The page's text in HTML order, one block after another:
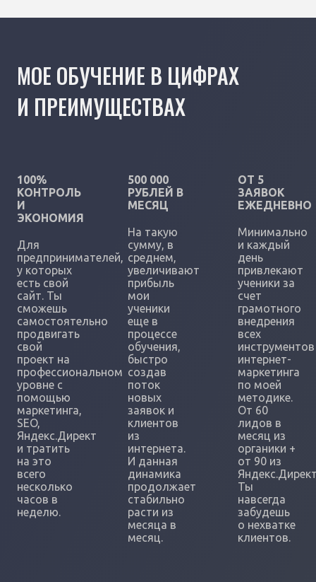
МОЕ ОБУЧЕНИЕ В ЦИФРАХ
И ПРЕИМУЩЕСТВАХ
100%
КОНТРОЛЬ
И
ЭКОНОМИЯ
Для
предпринимателей,
у которых
есть свой
сайт. Ты
сможешь
самостоятельно
продвигать
свой
проект на
профессиональном
уровне с
помощью
маркетинга,
SEO,
Яндекс.Директ
и тратить
на это
всего
несколько
часов в
неделю.
500 000
РУБЛЕЙ В
МЕСЯЦ
На такую
сумму, в
среднем,
увеличивают
прибыль
мои
ученики
еще в
процессе
обучения,
быстро
создав
поток
новых
заявок и
клиентов
из
интернета.
И данная
динамика
продолжает
стабильно
расти из
месяца в
месяц.
ОТ 5
ЗАЯВОК
ЕЖЕДНЕВНО
Минимально
и каждый
день
привлекают
ученики за
счет
грамотного
внедрения
всех
инструментов
интернет-
маркетинга
по моей
методике.
От 60
лидов в
месяц из
органики +
от 90 из
Ты
навсегда
забудешь
о нехватке
клиентов.